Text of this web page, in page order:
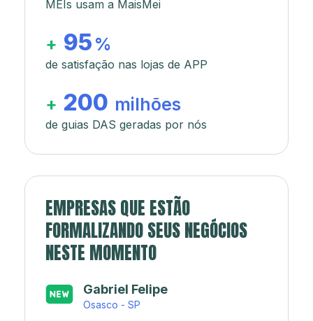
MEIs usam a MaisMei
+ 95 %
de satisfação nas lojas de APP
+ 200 milhões
de guias DAS geradas por nós
EMPRESAS QUE ESTÃO
FORMALIZANDO SEUS NEGÓCIOS
NESTE MOMENTO
Japa’s açaí e sorveteria
Rio de Janeiro - RJ